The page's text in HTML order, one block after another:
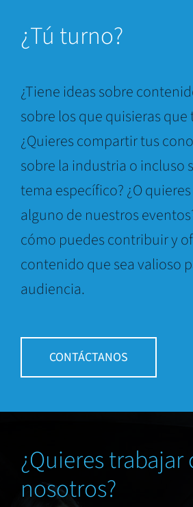
¿Tú turno?
¿Tiene ideas sobre
sobre los que quisieras que
¿Quieres compartir tus
sobre la industria o incluso
tema específico? ¿O
alguno de nuestros
cómo puedes contribuir y
contenido que sea valioso
audiencia.
CONTÁCTANOS
¿Quieres trabajar
nosotros?